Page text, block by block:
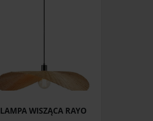
LAMPA WISZĄCA RAYO